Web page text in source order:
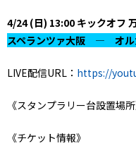
4/24 (日) 13:00 キックオフ
スペランツァ大阪 ― オル
LIVE配信URL： https://
《スタンプラリー台設置場所
《チケット情報》